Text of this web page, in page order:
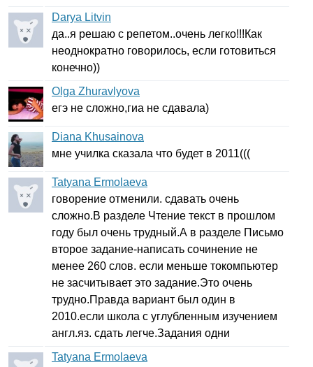
Darya Litvin
да..я решаю с репетом..очень легко!!!Как
неоднократно говорилось, если готовиться
конечно))
Olga Zhuravlyova
егэ не сложно,гиа не сдавала)
Diana Khusainova
мне училка сказала что будет в 2011(((
Tatyana Ermolaeva
говорение отменили. сдавать очень
сложно.В разделе Чтение текст в прошлом
году был очень трудный.А в разделе Письмо
второе задание-написать сочинение не
менее 260 слов. если меньше токомпьютер
не засчитывает это задание.Это очень
трудно.Правда вариант был один в
2010.если школа с углубленным изучением
англ.яз. сдать легче.Задания одни
Tatyana Ermolaeva